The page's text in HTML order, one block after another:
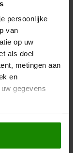
persoonlijke
van
op uw
als doel
metingen aan
en
gegevens
kan zijn